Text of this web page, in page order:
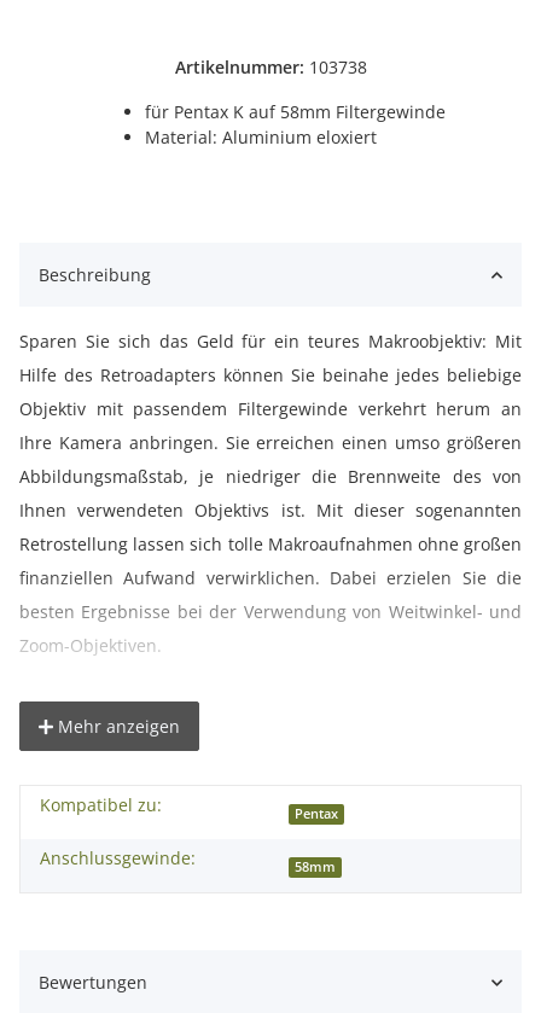
Artikelnummer: 103738
für Pentax K auf 58mm Filtergewinde
Material: Aluminium eloxiert
Beschreibung
Sparen Sie sich das Geld für ein teures Makroobjektiv: Mit
Hilfe des Retroadapters können Sie beinahe jedes beliebige
Objektiv mit passendem Filtergewinde verkehrt herum an
Ihre Kamera anbringen. Sie erreichen einen umso größeren
Abbildungsmaßstab, je niedriger die Brennweite des von
Ihnen verwendeten Objektivs ist. Mit dieser sogenannten
Retrostellung lassen sich tolle Makroaufnahmen ohne großen
finanziellen Aufwand verwirklichen. Dabei erzielen Sie die
besten Ergebnisse bei der Verwendung von Weitwinkel- und
Zoom-Objektiven.
einstellt, die geeignete Belichtungszeit lässt sich entweder
Zeitautomatik berechnet (AV). Durch die geringe Stärke des
Adapters ist nur eine sehr kleiner Abstand zwischen Objektiv
und Kamera, wodurch Sie keinerlei Einbußen bei der Qualität
° Günstige Alternative zu teuren Makro-Objektiven
Mehr anzeigen
Kompatibel zu: Pentax
Anschlussgewinde: 58mm
Bewertungen